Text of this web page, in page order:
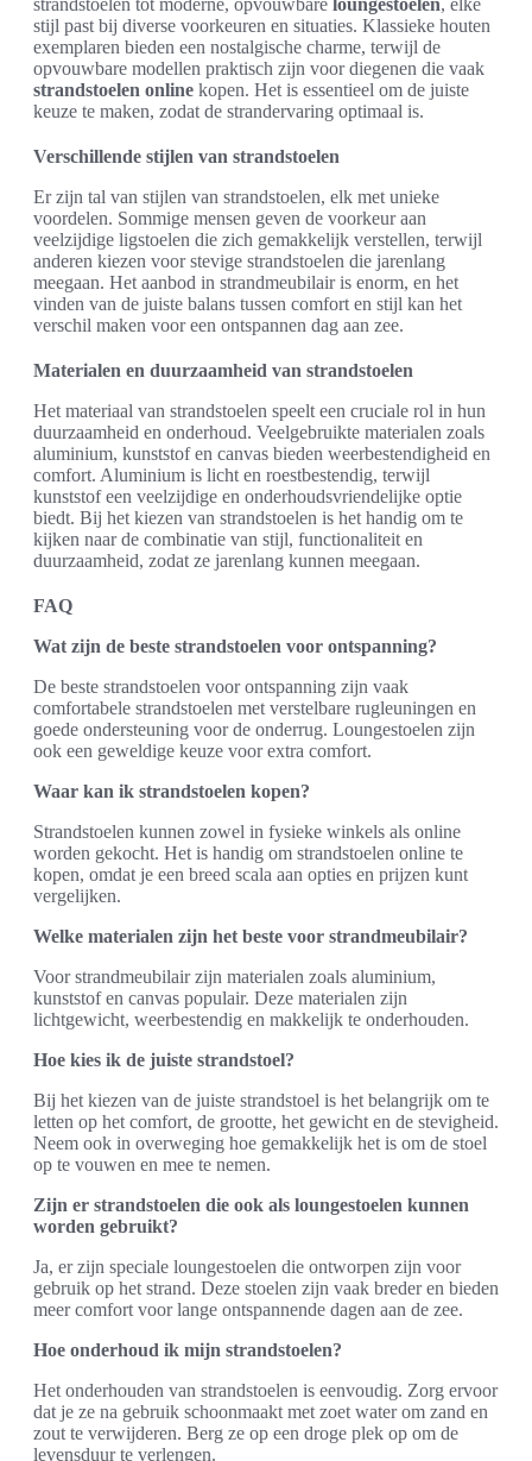
strandstoelen tot moderne, opvouwbare loungestoelen, elke
stijl past bij diverse voorkeuren en situaties. Klassieke houten
exemplaren bieden een nostalgische charme, terwijl de
opvouwbare modellen praktisch zijn voor diegenen die vaak
strandstoelen online kopen. Het is essentieel om de juiste
keuze te maken, zodat de strandervaring optimaal is.
Verschillende stijlen van strandstoelen
Er zijn tal van stijlen van strandstoelen, elk met unieke
voordelen. Sommige mensen geven de voorkeur aan
veelzijdige ligstoelen die zich gemakkelijk verstellen, terwijl
anderen kiezen voor stevige strandstoelen die jarenlang
meegaan. Het aanbod in strandmeubilair is enorm, en het
vinden van de juiste balans tussen comfort en stijl kan het
verschil maken voor een ontspannen dag aan zee.
Materialen en duurzaamheid van strandstoelen
Het materiaal van strandstoelen speelt een cruciale rol in hun
duurzaamheid en onderhoud. Veelgebruikte materialen zoals
aluminium, kunststof en canvas bieden weerbestendigheid en
comfort. Aluminium is licht en roestbestendig, terwijl
kunststof een veelzijdige en onderhoudsvriendelijke optie
biedt. Bij het kiezen van strandstoelen is het handig om te
kijken naar de combinatie van stijl, functionaliteit en
duurzaamheid, zodat ze jarenlang kunnen meegaan.
FAQ
Wat zijn de beste strandstoelen voor ontspanning?
De beste strandstoelen voor ontspanning zijn vaak
comfortabele strandstoelen met verstelbare rugleuningen en
goede ondersteuning voor de onderrug. Loungestoelen zijn
ook een geweldige keuze voor extra comfort.
Waar kan ik strandstoelen kopen?
Strandstoelen kunnen zowel in fysieke winkels als online
worden gekocht. Het is handig om strandstoelen online te
kopen, omdat je een breed scala aan opties en prijzen kunt
vergelijken.
Welke materialen zijn het beste voor strandmeubilair?
Voor strandmeubilair zijn materialen zoals aluminium,
kunststof en canvas populair. Deze materialen zijn
lichtgewicht, weerbestendig en makkelijk te onderhouden.
Hoe kies ik de juiste strandstoel?
Bij het kiezen van de juiste strandstoel is het belangrijk om te
letten op het comfort, de grootte, het gewicht en de stevigheid.
Neem ook in overweging hoe gemakkelijk het is om de stoel
op te vouwen en mee te nemen.
Zijn er strandstoelen die ook als loungestoelen kunnen
worden gebruikt?
Ja, er zijn speciale loungestoelen die ontworpen zijn voor
gebruik op het strand. Deze stoelen zijn vaak breder en bieden
meer comfort voor lange ontspannende dagen aan de zee.
Hoe onderhoud ik mijn strandstoelen?
Het onderhouden van strandstoelen is eenvoudig. Zorg ervoor
dat je ze na gebruik schoonmaakt met zoet water om zand en
zout te verwijderen. Berg ze op een droge plek op om de
levensduur te verlengen.